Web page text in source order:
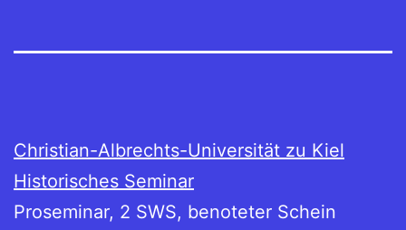
Christian-Albrechts-Universität zu Kiel
Historisches Seminar
Proseminar, 2 SWS, benoteter Schein